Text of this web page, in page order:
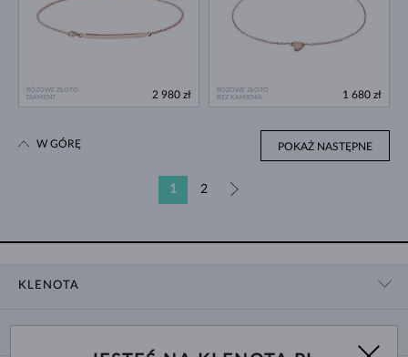
RÓŻOWE ZŁOTO
DIAMENT
2 980 zł
RÓŻOWE ZŁOTO
BEZ KAMIENIA
1 680 zł
POKAŻ NASTĘPNE
1 2
W GÓRĘ
KLENOTA